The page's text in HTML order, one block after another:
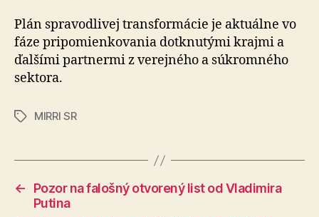
Plán spravodlivej transformácie je aktuálne vo
fáze pripomienkovania dotknutými krajmi a
ďalšími partnermi z verejného a súkromného
sektora.
ZnačkyMIRRI SR
←
Pozor na falošný otvorený list od Vladimira
Putina